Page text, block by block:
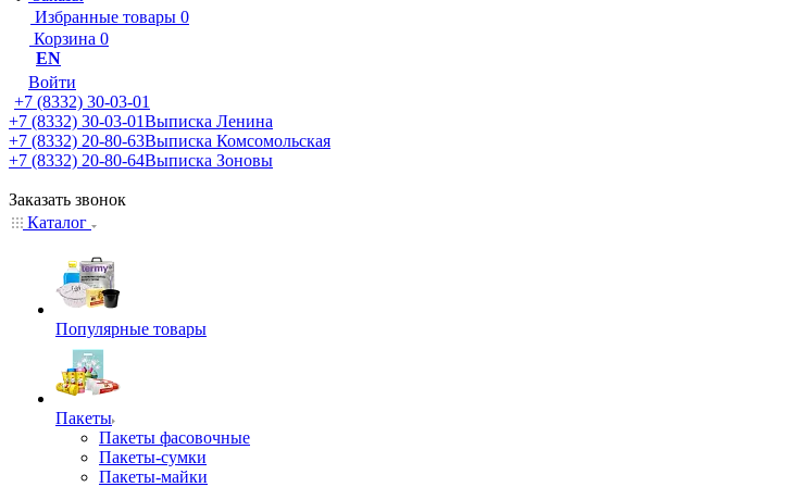
Избранные товары 0
Корзина 0
EN
Войти
+7 (8332) 30-03-01
+7 (8332) 30-03-01Выписка Ленина
+7 (8332) 20-80-63Выписка Комсомольская
+7 (8332) 20-80-64Выписка Зоновы
Заказать звонок
Каталог
Популярные товары
Пакеты
Пакеты фасовочные
Пакеты-сумки
Пакеты-майки